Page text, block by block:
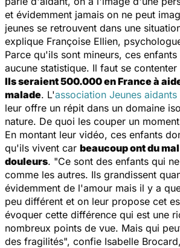
et évidemment jamais on ne peut
jeunes se retrouvent dans une
explique Françoise Ellien,
Parce qu'ils sont mineurs, ces
aucune statistique. Il faut se
Ils seraient 500.000 en France à
malade. L'association Jeunes aidants
leur offre un répit dans un domaine
nature. De quoi les couper un
En montant leur vidéo, ces enfants
qu'ils vivent car beaucoup ont du
douleurs. "Ce sont des enfants qui
comme les autres. Ils grandissent
évidemment de l'amour mais il y a
peu différent et on leur propose cet
évoquer cette différence qui est une
nombreux points de vue. Mais qui
des fragilités", confie Isabelle